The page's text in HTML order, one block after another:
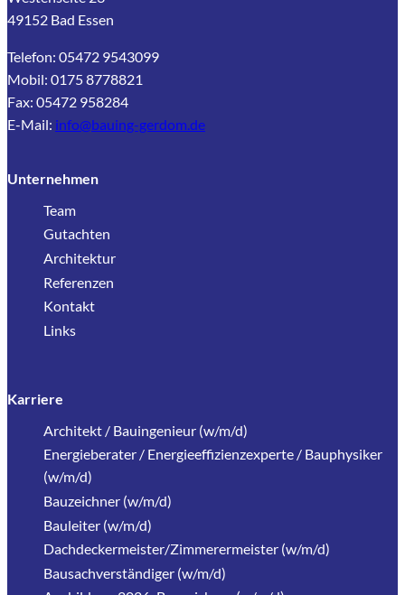
49152 Bad Essen
Telefon: 05472 9543099
Mobil: 0175 8778821
Fax: 05472 958284
E-Mail: info@bauing-gerdom.de
Unternehmen
Team
Gutachten
Architektur
Referenzen
Kontakt
Links
Karriere
Architekt / Bauingenieur (w/m/d)
Energieberater / Energieeffizienzexperte / Bauphysiker
(w/m/d)
Bauzeichner (w/m/d)
Bauleiter (w/m/d)
Dachdeckermeister/Zimmerermeister (w/m/d)
Bausachverständiger (w/m/d)